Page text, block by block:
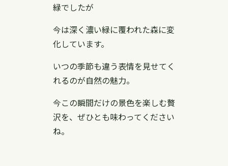
緑でしたが
今は深く濃い緑に覆われた森に変
化しています。
いつの季節も違う表情を見せてく
れるのが自然の魅力。
今この瞬間だけの景色を楽しむ贅
沢を、ぜひとも味わってください
ね。